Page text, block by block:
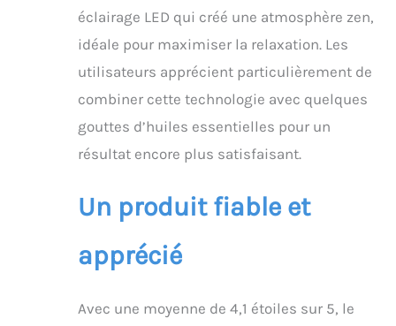
éclairage LED qui créé une atmosphère zen,
idéale pour maximiser la relaxation. Les
utilisateurs apprécient particulièrement de
combiner cette technologie avec quelques
gouttes d’huiles essentielles pour un
résultat encore plus satisfaisant.
Un produit fiable et
apprécié
Avec une moyenne de 4,1 étoiles sur 5, le